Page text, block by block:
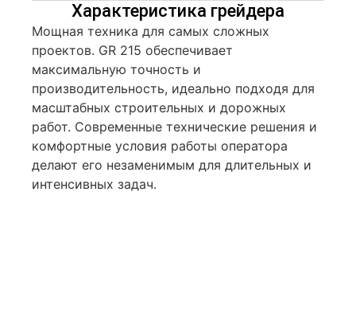
Характеристика грейдера
Мощная техника для самых сложных
проектов. GR 215 обеспечивает
максимальную точность и
производительность, идеально подходя для
масштабных строительных и дорожных
работ. Современные технические решения и
комфортные условия работы оператора
делают его незаменимым для длительных и
интенсивных задач.